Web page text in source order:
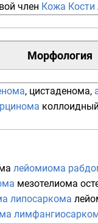
член Кожа Кости
Морфология
, цистаденома,
лейомиома
мезотелиома
липосаркома